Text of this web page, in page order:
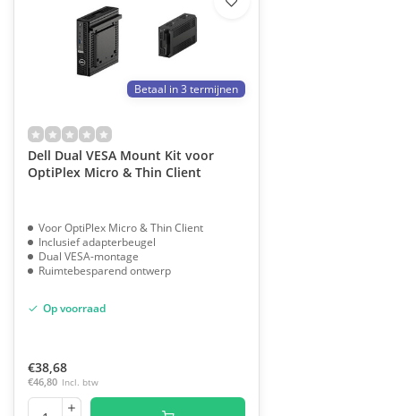
Betaal in 3 termijnen
Dell Dual VESA Mount Kit voor
OptiPlex Micro & Thin Client
Voor OptiPlex Micro & Thin Client
Inclusief adapterbeugel
Dual VESA-montage
Ruimtebesparend ontwerp
Op voorraad
€38,68
€46,80 Incl. btw